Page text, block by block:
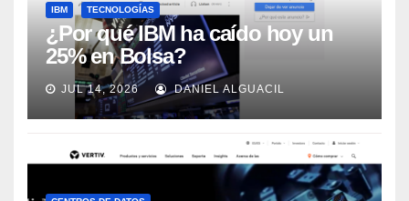
IBM TECNOLOGÍAS
¿Por qué IBM ha caído hoy un
25% en Bolsa?
JUL 14, 2026 DANIEL ALGUACIL